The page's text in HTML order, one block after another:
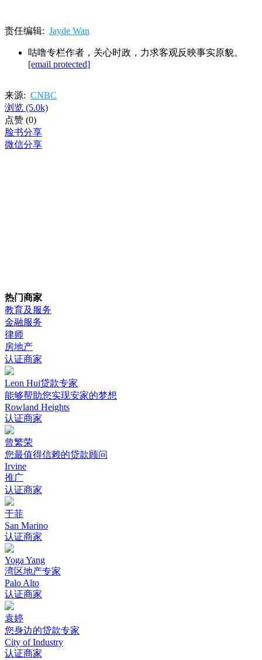
责任编辑: Jayde Wan
咕噜专栏作者，关心时政，力求客观反映事实原貌。
[email protected]
来源: CNBC
浏览 (5.0k)
点赞 (0)
脸书分享
微信分享
热门商家
教育及服务
金融服务
律师
房地产
认证商家
Leon Hui贷款专家
能够帮助您实现安家的梦想
Rowland Heights
认证商家
曾繁荣
您最值得信赖的贷款顾问
Irvine
推广
认证商家
于菲
San Marino
认证商家
Yoga Yang
湾区地产专家
Palo Alto
认证商家
袁婷
您身边的贷款专家
City of Industry
认证商家